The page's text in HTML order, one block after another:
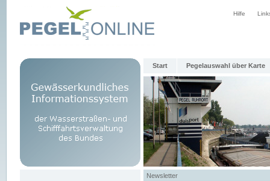
Hilfe
Start Pegelauswahl über Karte
Newsletter